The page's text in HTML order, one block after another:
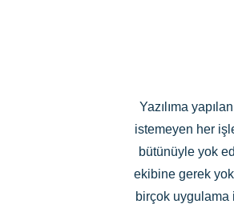
Yazılıma
istemeyen her
bütünüyle yok
ekibine gerek
birçok uygulama